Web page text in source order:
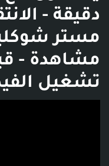
دقيقة -
مشاهدة -
تشغيل